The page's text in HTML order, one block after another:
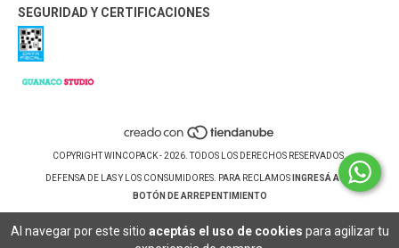
Al navegar por este sitio aceptás el uso de cookies para agilizar tu
SEGURIDAD Y CERTIFICACIONES
COPYRIGHT WINCOPACK - 2026. TODOS LOS DERECHOS RESERVADOS.
DEFENSA DE LAS Y LOS CONSUMIDORES. PARA RECLAMOS
INGRESÁ ACÁ.
BOTÓN DE ARREPENTIMIENTO